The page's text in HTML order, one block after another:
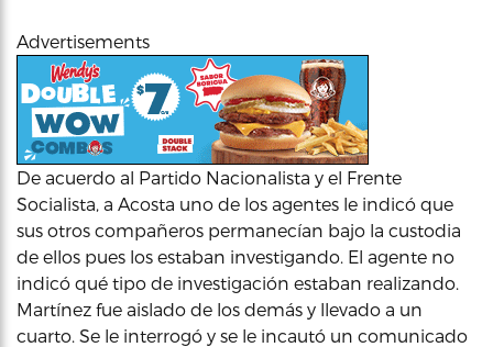
Advertisements
De acuerdo al Partido Nacionalista y el Frente
Socialista, a Acosta uno de los agentes le indicó que
sus otros compañeros permanecían bajo la custodia
de ellos pues los estaban investigando. El agente no
indicó qué tipo de investigación estaban realizando.
Martínez fue aislado de los demás y llevado a un
cuarto. Se le interrogó y se le incautó un comunicado